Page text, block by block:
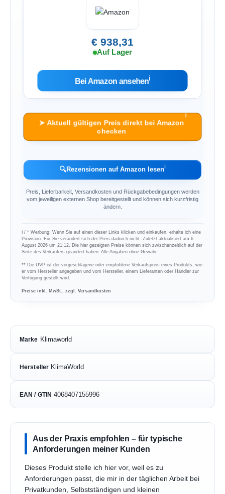
€ 938,31
Auf Lager
Bei Amazon ansehenℹ︎
➤ Aktuell gültigen Preis direkt bei Amazon
checken
ℹ︎
🔍Rezensionen auf Amazon lesenℹ︎
Preis, Lieferbarkeit, Versandkosten und Rückgabebedingungen werden
vom jeweiligen externen Shop bereitgestellt und können sich kurzfristig
ändern.
ℹ︎ / * Werbung: Wenn Sie auf einen dieser Links klicken und einkaufen, erhalte ich eine
Provision. Für Sie verändert sich der Preis dadurch nicht. Zuletzt aktualisiert am 6.
August 2026 um 21:12. Die hier gezeigten Preise können sich zwischenzeitlich auf der
Seite des Verkäufers geändert haben. Alle Angaben ohne Gewähr.
** Die UVP ist der vorgeschlagene oder empfohlene Verkaufspreis eines Produkts, wie
er vom Hersteller angegeben und vom Hersteller, einem Lieferanten oder Händler zur
Verfügung gestellt wird.
Preise inkl. MwSt., zzgl. Versandkosten
Marke Klimaworld
Hersteller KlimaWorld
EAN / GTIN 4068407155996
Aus der Praxis empfohlen – für typische
Anforderungen meiner Kunden
Dieses Produkt stelle ich hier vor, weil es zu
Anforderungen passt, die mir in der täglichen Arbeit bei
Privatkunden, Selbstständigen und kleinen